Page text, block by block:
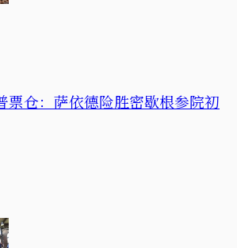
票仓：萨依德险胜密歇根参院初